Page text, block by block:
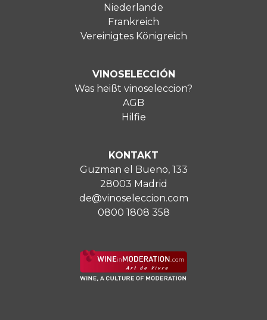
Niederlande
Frankreich
Vereinigtes Königreich
VINOSELECCIÓN
Was heißt vinoseleccion?
AGB
Hilfie
KONTAKT
Guzman el Bueno, 133
28003 Madrid
de@vinoseleccion.com
0800 1808 358